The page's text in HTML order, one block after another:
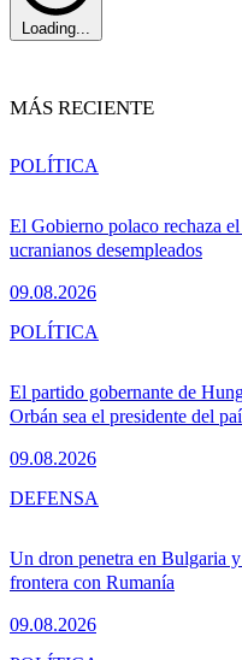
Loading...
MÁS RECIENTE
El Gobierno polaco rechaza
ucranianos desempleados
09.08.2026
POLÍTICA
El partido gobernante de
Orbán sea el presidente del
09.08.2026
POLÍTICA
Un dron penetra en Bulgaria
frontera con Rumanía
09.08.2026
DEFENSA